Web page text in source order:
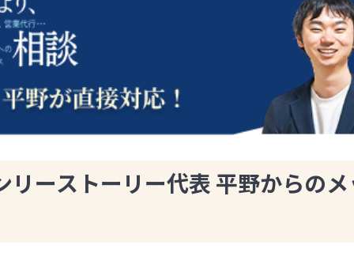
リーストーリー代表 平野からの